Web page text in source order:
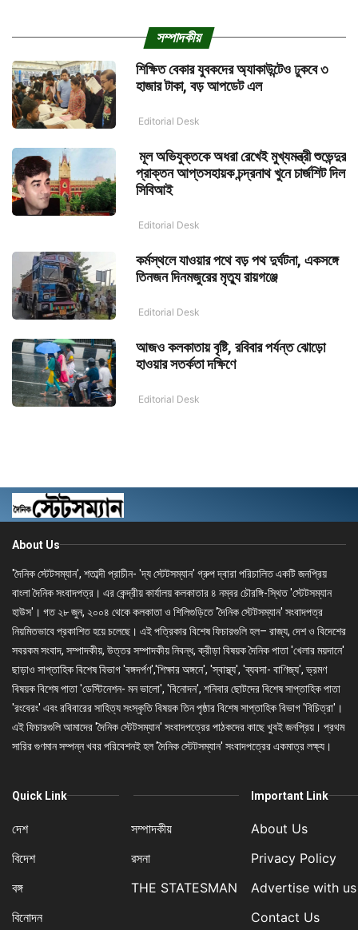
সম্পাদকীয়
শিক্ষিত বেকার যুবকদের অ্যাকাউন্টেও ঢুকবে ৩
হাজার টাকা, বড় আপডেট এল
Editorial Desk
মূল অভিযুক্তকে অধরা রেখেই মুখ্যমন্ত্রী শুভেন্দুর
প্রাক্তন আপ্তসহায়ক চন্দ্রনাথ খুনে চার্জশিট দিল
সিবিআই
Editorial Desk
কর্মস্থলে যাওয়ার পথে বড় পথ দুর্ঘটনা, একসঙ্গে
তিনজন দিনমজুরের মৃত্যু রায়গঞ্জে
Editorial Desk
আজও কলকাতায় বৃষ্টি, রবিবার পর্যন্ত ঝোড়ো
হাওয়ার সতর্কতা দক্ষিণে
Editorial Desk
About Us
'দৈনিক স্টেটসম্যান', শতাব্দী প্রাচীন- 'দ্য স্টেটসম্যান' গ্রুপ দ্বারা পরিচালিত একটি জনপ্রিয়
বাংলা দৈনিক সংবাদপত্র। এর কেন্দ্রীয় কার্যালয় কলকাতার ৪ নম্বর চৌরঙ্গি-স্থিত 'স্টেটসম্যান
হাউস'। গত ২৮ জুন, ২০০৪ থেকে কলকাতা ও শিলিগুড়িতে 'দৈনিক স্টেটসম্যান' সংবাদপত্র
নিয়মিতভাবে প্রকাশিত হয়ে চলেছে। এই পত্রিকার বিশেষ ফিচারগুলি হল– রাজ্য, দেশ ও বিদেশের
সবরকম সংবাদ, সম্পাদকীয়, উত্তর সম্পাদকীয় নিবন্ধ, ক্রীড়া বিষয়ক দৈনিক পাতা 'খেলার ময়দানে'
ছাড়াও সাপ্তাহিক বিশেষ বিভাগ 'বঙ্গদর্পণ','শিক্ষার অঙ্গনে', 'স্বাস্থ্য', 'ব্যবসা- বাণিজ্য', ভ্রমণ
বিষয়ক বিশেষ পাতা 'ডেস্টিনেশন- মন ভালো', 'বিনোদন', শনিবার ছোটদের বিশেষ সাপ্তাহিক পাতা
'রংবেরং' এবং রবিবারের সাহিত্য সংস্কৃতি বিষয়ক তিন পৃষ্ঠার বিশেষ সাপ্তাহিক বিভাগ 'বিচিত্রা'।
এই ফিচারগুলি আমাদের 'দৈনিক স্টেটসম্যান' সংবাদপত্রের পাঠকদের কাছে খুবই জনপ্রিয়। প্রথম
সারির গুণমান সম্পন্ন খবর পরিবেশনই হল 'দৈনিক স্টেটসম্যান' সংবাদপত্রের একমাত্র লক্ষ্য।
Quick Link
দেশ
বিদেশ
বঙ্গ
বিনোদন
সম্পাদকীয়
রসনা
THE STATESMAN
Important Link
About Us
Privacy Policy
Advertise with us
Contact Us